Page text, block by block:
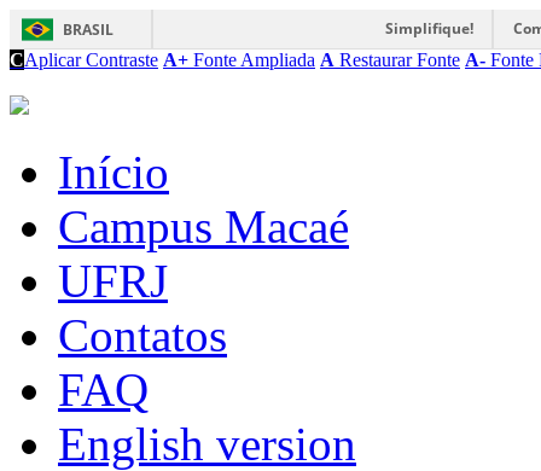
BRASIL Simplifique!
CAplicar Contraste A+ Fonte Ampliada A Restaurar Fonte A- Fonte
Início
Campus Macaé
UFRJ
Contatos
FAQ
English version